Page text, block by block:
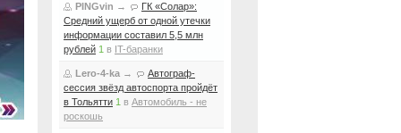
PINGvin →
ГК «Солар»:
Средний ущерб от одной утечки
информации составил 5,5 млн
рублей 1 в IT-баранки
Lero-4-ka →
Автограф-
сессия звёзд автоспорта пройдёт
в Тольятти 1 в Автомобиль - не
роскошь